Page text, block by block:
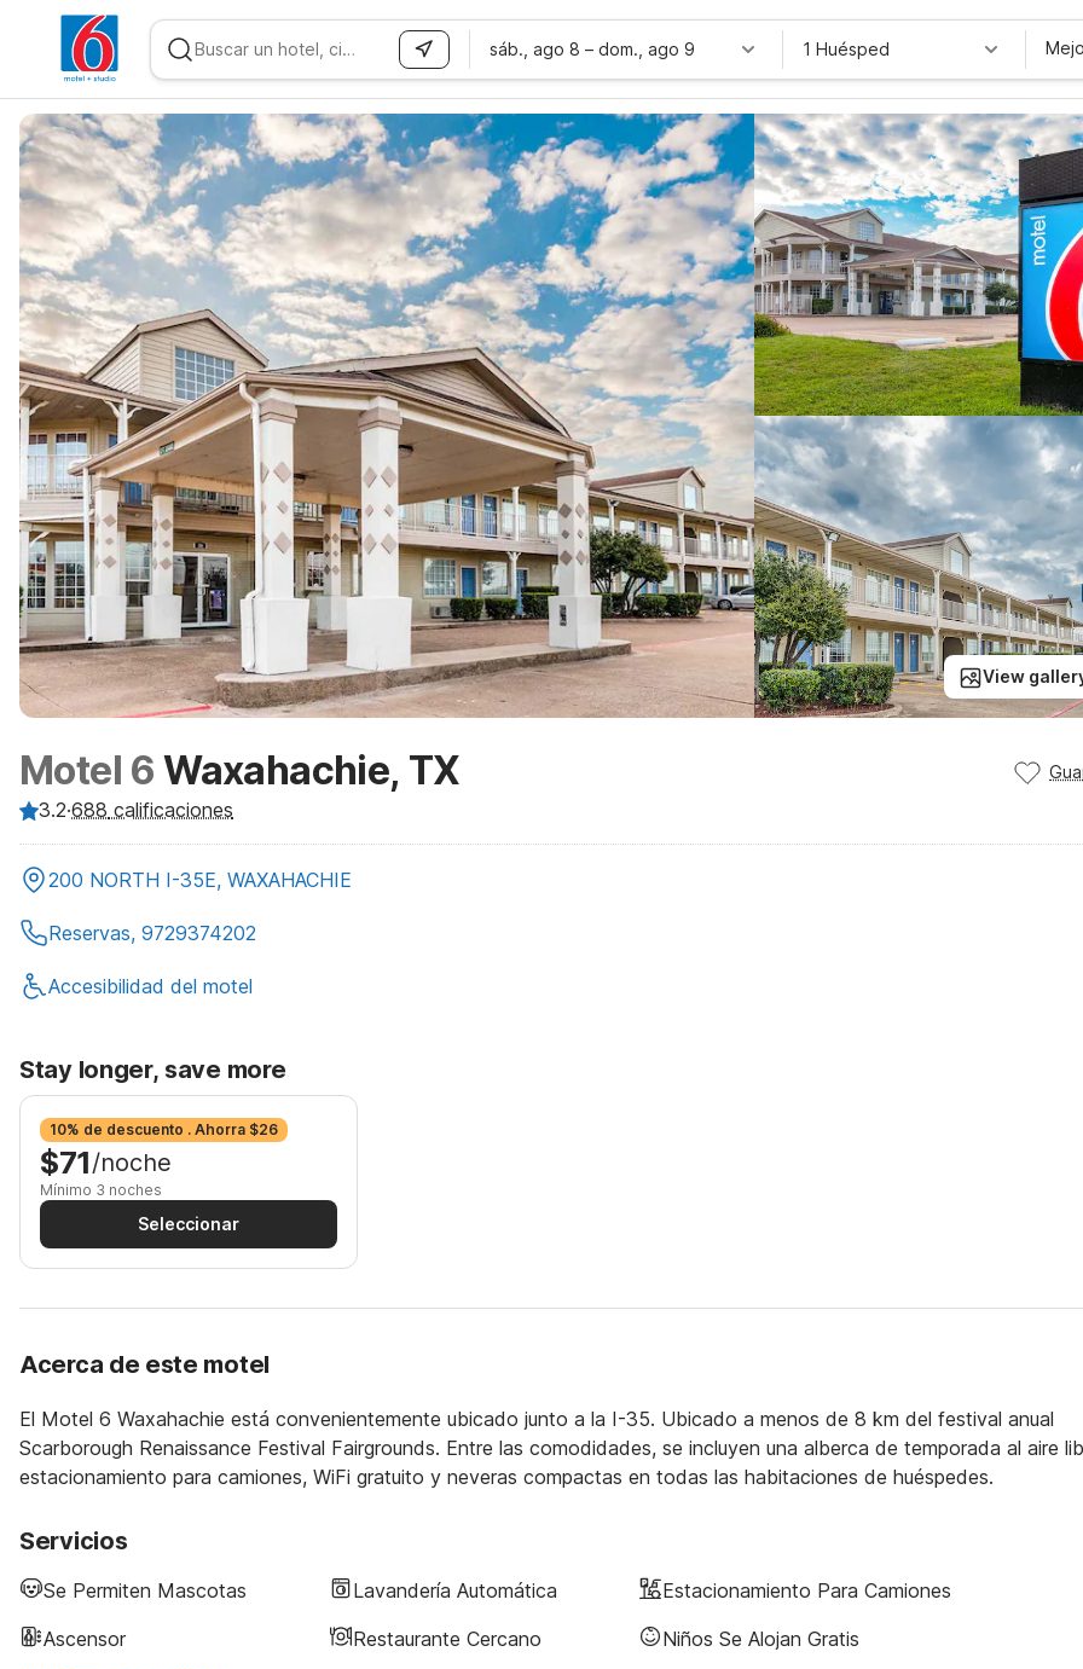
WIZARD MEMBER
sáb., ago 8 – dom., ago 9 1 Huésped
View
Motel 6 Waxahachie, TX
3.2·688 calificaciones
200 NORTH I-35E, WAXAHACHIE
Reservas, 9729374202
Accesibilidad del motel
Stay longer, save more
10% de descuento . Ahorra $26
$71/noche
Mínimo 3 noches
Seleccionar
Acerca de este motel
El Motel 6 Waxahachie está convenientemente ubicado junto a la I-35. Ubicado a menos de 8 km del festival anual
Scarborough Renaissance Festival Fairgrounds. Entre las comodidades, se incluyen una alberca de temporada al aire
estacionamiento para camiones, WiFi gratuito y neveras compactas en todas las habitaciones de huéspedes.
Servicios
Se Permiten Mascotas Lavandería Automática
Estacionamiento Para Camiones
Ascensor
Restaurante Cercano Niños Se Alojan Gratis